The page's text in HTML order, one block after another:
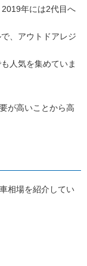
年には2代目へ
、アウトドアレジ
人気を集めていま
が高いことから高
相場を紹介してい